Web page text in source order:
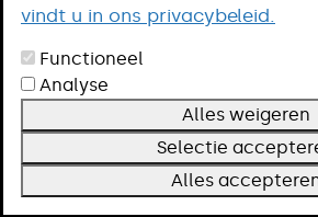
Termijn
Wilt u een seksbedrijf
overnemen? Vraag een
bij de gemeente.
vindt u in ons privacybeleid.
Functioneel
Analyse
Alles weigeren
Selectie
Alles